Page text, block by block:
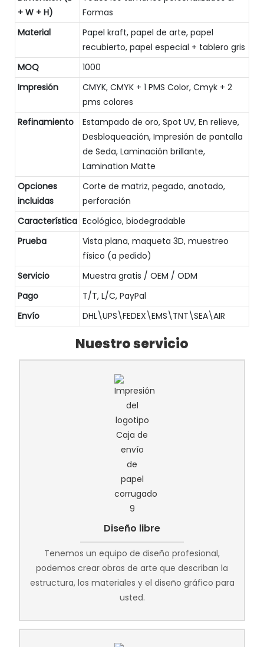
+ W + H)
Formas
Material
Papel kraft, papel de arte, papel
recubierto, papel especial + tablero gris
MOQ
1000
Impresión
CMYK, CMYK + 1 PMS Color, Cmyk + 2
pms colores
Refinamiento
Estampado de oro, Spot UV, En relieve,
Desbloqueación, Impresión de pantalla
de Seda, Laminación brillante,
Lamination Matte
Opciones
incluidas
Corte de matriz, pegado, anotado,
perforación
Característica Ecológico, biodegradable
Prueba
Vista plana, maqueta 3D, muestreo
físico (a pedido)
Servicio
Muestra gratis / OEM / ODM
Pago
T/T, L/C, PayPal
Envío
DHL\UPS\FEDEX\EMS\TNT\SEA\AIR
Nuestro servicio
Diseño libre
Tenemos un equipo de diseño profesional,
podemos crear obras de arte que describan la
estructura, los materiales y el diseño gráfico para
usted.